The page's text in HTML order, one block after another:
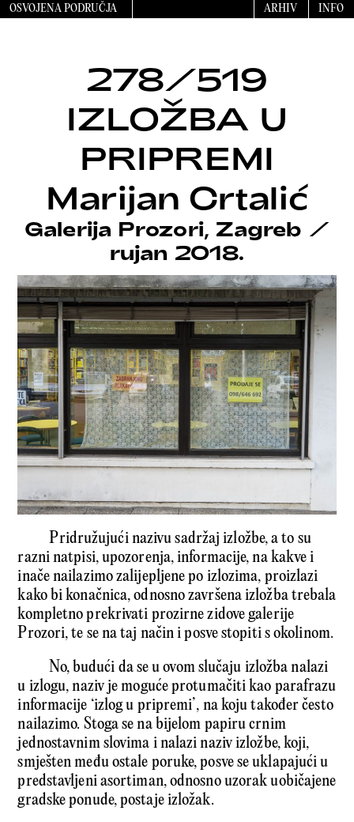
OSVOJENA PODRUČJA ARHIV INFO
278/519
IZLOŽBA U
PRIPREMI
Marijan Crtalić
Galerija Prozori, Zagreb /
rujan 2018.
Pridružujući nazivu sadržaj izložbe, a to su
razni natpisi, upozorenja, informacije, na kakve i
inače nailazimo zalijepljene po izlozima, proizlazi
kako bi konačnica, odnosno završena izložba trebala
kompletno prekrivati prozirne zidove galerije
Prozori, te se na taj način i posve stopiti s okolinom.
No, budući da se u ovom slučaju izložba nalazi
u izlogu, naziv je moguće protumačiti kao parafrazu
informacije ‘izlog u pripremi’, na koju također često
nailazimo. Stoga se na bijelom papiru crnim
jednostavnim slovima i nalazi naziv izložbe, koji,
smješten među ostale poruke, posve se uklapajući u
predstavljeni asortiman, odnosno uzorak uobičajene
gradske ponude, postaje izložak.